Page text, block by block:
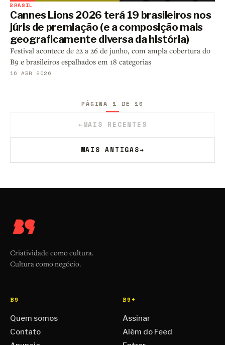
BRASIL
Cannes Lions 2026 terá 19 brasileiros nos
júris de premiação (e a composição mais
geograficamente diversa da história)
Festival acontece de 22 a 26 de junho, com ampla cobertura do
B9 e brasileiros espalhados em 18 categorias
16 ABR 2026
←MAIS RECENTES
PÁGINA 1 DE 10
MAIS ANTIGAS→
Criatividade como cultura.
Cultura como negócio.
B9
Quem somos
Contato
B9+
Assinar
Além do Feed